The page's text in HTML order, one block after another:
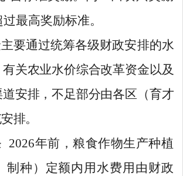
最高奖励标准。
要通过统筹各级财政安排的水
关农业水价综合改革资金以及
安排，不足部分由各区（育才
排。
2026年前，粮食作物生产种植
制种）定额内 用水费用由财政